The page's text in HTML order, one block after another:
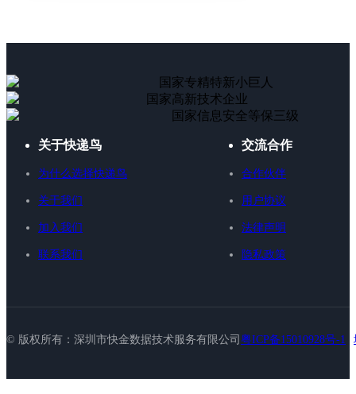
国家专精特新小巨人
国家高新技术企业
国家信息安全等保三级
关于快递鸟
为什么选择快递鸟
关于我们
加入我们
联系我们
交流合作
合作伙伴
用户协议
法律声明
隐私政策
© 版权所有：深圳市快金数据技术服务有限公司 粤ICP备15010928号-1